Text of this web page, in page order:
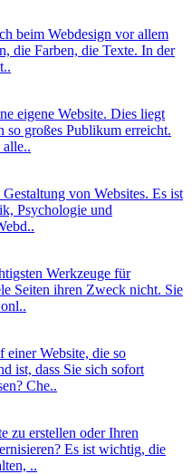
beim Webdesign vor allem
die Farben, die Texte. In der
eigene Website. Dies liegt
so großes Publikum erreicht.
von Websites. Es ist
Psychologie und
Werkzeuge für
Seiten ihren Zweck nicht. Sie
einer Website, die so
ist, dass Sie sich sofort
Che..
zu erstellen oder Ihren
Es ist wichtig, die
..